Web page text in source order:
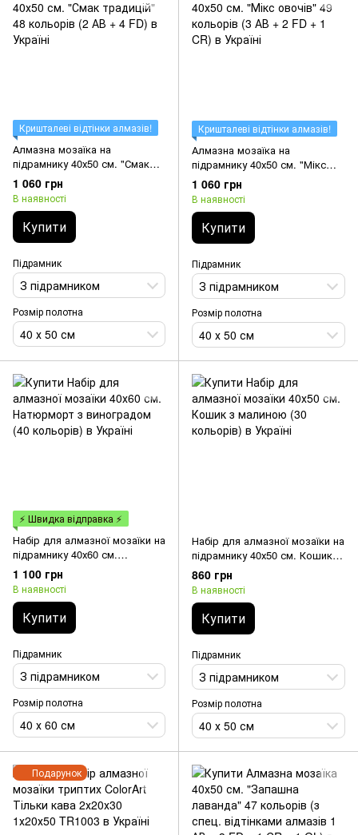
Кришталеві відтінки алмазів!
Алмазна мозаїка на
підрамнику 40х50 см. "Смак
традицій" 48 кольорів (2 АВ +
4 FD)
1 060 грн
В наявності
Купити
Підрамник
З підрамником
Розмір полотна
40 х 50 см
Кришталеві відтінки алмазів!
Алмазна мозаїка на
підрамнику 40х50 см. "Мікс
овочів" 49 кольорів (3 АВ + 2
FD + 1 CR)
1 060 грн
В наявності
Купити
Підрамник
З підрамником
Розмір полотна
40 х 50 см
⚡ Швидка відправка ⚡
Набір для алмазної мозаїки на
підрамнику 40х60 см.
Натюрморт з виноградом (40
кольорів)
1 100 грн
В наявності
Купити
Підрамник
З підрамником
Розмір полотна
40 х 60 см
Набір для алмазної мозаїки на
підрамнику 40х50 см. Кошик з
малиною (30 кольорів)
860 грн
В наявності
Купити
Підрамник
З підрамником
Розмір полотна
40 х 50 см
Подарунок